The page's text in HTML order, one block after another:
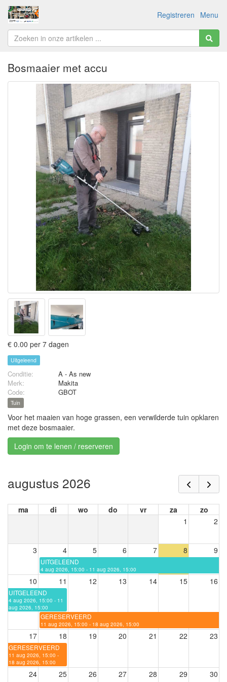
Menu
Registreren
Bosmaaier met accu
€ 0.00 per 7 dagen
Uitgeleend
Conditie:
A - As new
Merk:
Makita
Code:
GBOT
Tuin
Voor het maaien van hoge grassen, een verwilderde tuin opklaren
met deze bosmaaier.
Login om te lenen / reserveren
augustus 2026
ma di wo do vr za
zo
1
2
3 4 5 6 7 8 9
UITGELEEND
4 aug 2026, 15:00 - 11 aug 2026, 15:00
10 11 12 13 14 15 16
UITGELEEND
4 aug 2026, 15:00 - 11
aug 2026, 15:00
GERESERVEERD
11 aug 2026, 15:00 - 18 aug 2026, 15:00
17 18 19 20 21 22 23
GERESERVEERD
11 aug 2026, 15:00 -
18 aug 2026, 15:00
24 25 26 27 28 29 30